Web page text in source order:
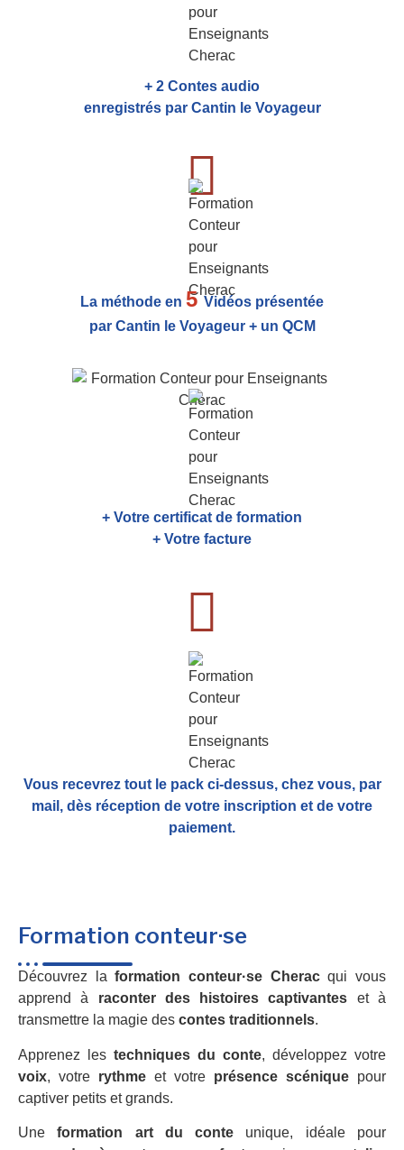
+ 2 Contes audio
enregistrés par Cantin le Voyageur
La méthode en 5Vidéos présentée
par Cantin le Voyageur + un QCM
+ Votre certificat de formation
+ Votre facture
Vous recevrez tout le pack ci-dessus, chez vous, par
mail, dès réception de votre inscription et de votre
paiement.
Formation conteur·se
Découvrez laformation conteur·se Cheracqui vous
apprend à raconter des histoires captivantes et à
transmettre la magie des contes traditionnels.
Apprenez les techniques du conte, développez votre
voix, votre rythme et votre présence scénique pour
captiver petits et grands.
Uneformation art du conte unique, idéale pour